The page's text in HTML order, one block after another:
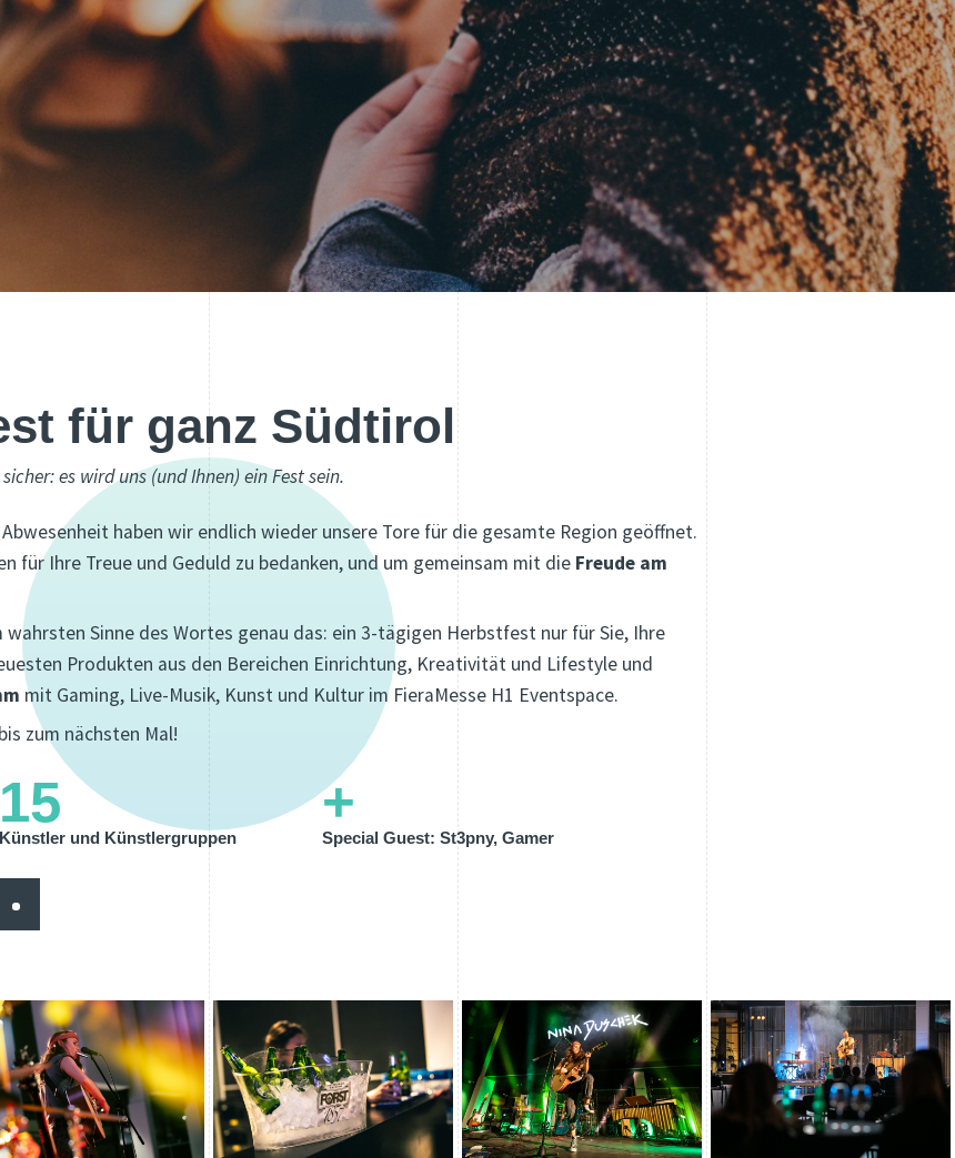
für ganz Südtirol
es wird uns (und Ihnen) ein Fest sein.
haben wir endlich wieder unsere Tore für die gesamte Region geöffnet.
für Ihre Treue und Geduld zu bedanken, und um gemeinsam mit die Freude am
wahrsten Sinne des Wortes genau das: ein 3-tägigen Herbstfest nur für Sie, Ihre
Produkten aus den Bereichen Einrichtung, Kreativität und Lifestyle und
mit Gaming, Live-Musik, Kunst und Kultur im FieraMesse H1 Eventspace.
zum nächsten Mal!
15
Künstler und Künstlergruppen
+
Special Guest: St3pny, Gamer